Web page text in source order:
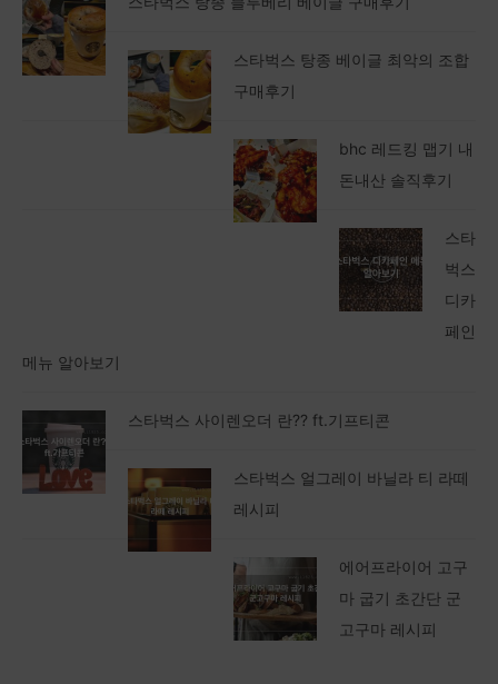
스타벅스 탕종 베이글 최악의 조합
구매후기
bhc 레드킹 맵기 내
돈내산 솔직후기
스타
벅스
디카
페인
메뉴 알아보기
스타벅스 사이렌오더 란?? ft.기프티콘
스타벅스 얼그레이 바닐라 티 라떼
레시피
에어프라이어 고구
마 굽기 초간단 군
고구마 레시피